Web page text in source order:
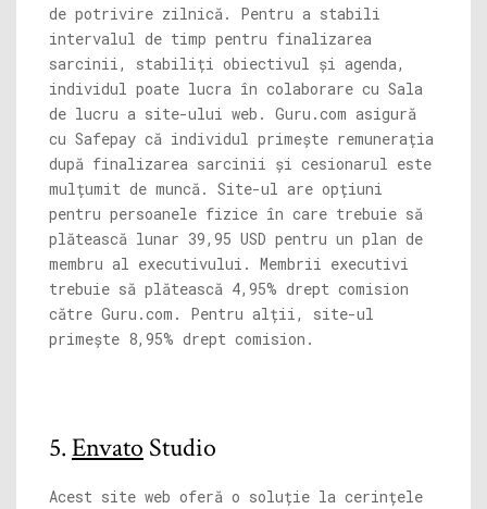
de potrivire zilnică. Pentru a stabili
intervalul de timp pentru finalizarea
sarcinii, stabiliți obiectivul și agenda,
individul poate lucra în colaborare cu Sala
de lucru a site-ului web. Guru.com asigură
cu Safepay că individul primește remunerația
după finalizarea sarcinii și cesionarul este
mulțumit de muncă. Site-ul are opțiuni
pentru persoanele fizice în care trebuie să
plătească lunar 39,95 USD pentru un plan de
membru al executivului. Membrii executivi
trebuie să plătească 4,95% drept comision
către Guru.com . Pentru alții, site-ul
primește 8,95% drept comision.
5.Envato Studio
Acest site web oferă o soluție la cerințele